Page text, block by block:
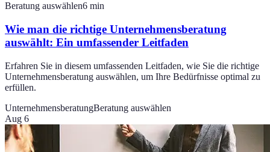
Beratung auswählen6 min
Wie man die richtige Unternehmensberatung
auswählt: Ein umfassender Leitfaden
Erfahren Sie in diesem umfassenden Leitfaden, wie Sie die richtige
Unternehmensberatung auswählen, um Ihre Bedürfnisse optimal zu
erfüllen.
UnternehmensberatungBeratung auswählen
Aug 6